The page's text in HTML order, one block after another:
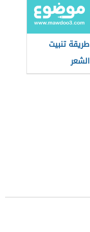
طريقة تنبيت
الشعر